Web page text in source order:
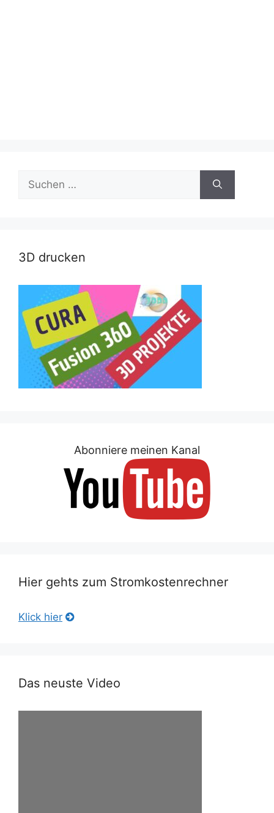
nach:
3D drucken
Abonniere meinen Kanal
Hier gehts zum Stromkostenrechner
Klick hier
Das neuste Video